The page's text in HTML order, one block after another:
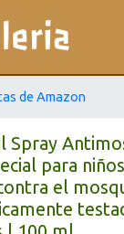
de Amazon
Spray
para
el